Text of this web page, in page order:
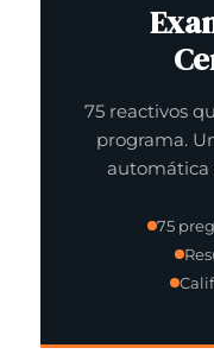
75 reactivos
programa.
automática
75